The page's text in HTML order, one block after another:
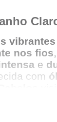
vibrantes
nos fios,
e
com